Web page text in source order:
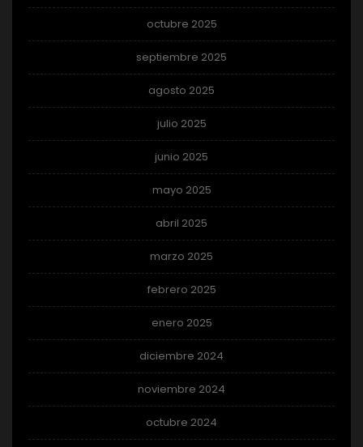
octubre 2025
septiembre 2025
agosto 2025
julio 2025
junio 2025
mayo 2025
abril 2025
marzo 2025
febrero 2025
enero 2025
diciembre 2024
noviembre 2024
octubre 2024